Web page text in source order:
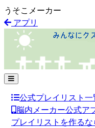
うそこメーカー
アプリ
公式プレイリスト一
脳内メーカー公式ア
プレイリストを作るな